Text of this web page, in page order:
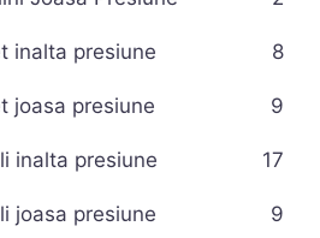
inalta presiune 8
joasa presiune 9
inalta presiune 17
joasa presiune 9